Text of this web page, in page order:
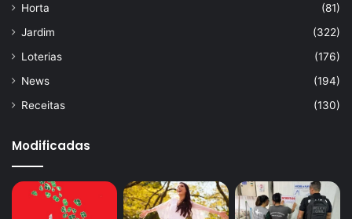
Horta
(81)
Jardim
(322)
Loterias
(176)
News
(194)
Receitas
(130)
Modificadas